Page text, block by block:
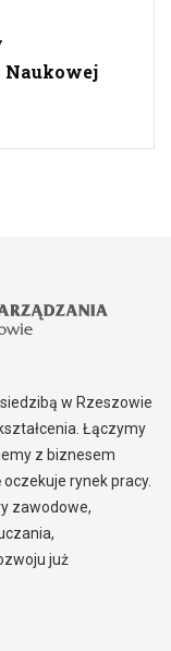
Naukowej
w Rzeszowie
Łączymy
z biznesem
rynek pracy.
zawodowe,
już